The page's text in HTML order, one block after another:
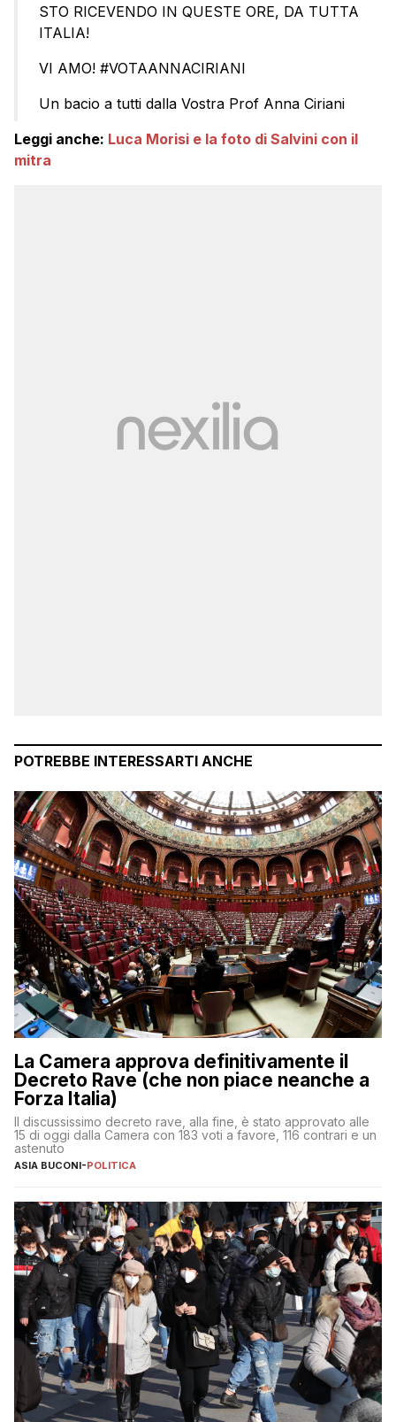
STO RICEVENDO IN QUESTE ORE, DA TUTTA
ITALIA!
VI AMO! #VOTAANNACIRIANI
Un bacio a tutti dalla Vostra Prof Anna Ciriani
Leggi anche: Luca Morisi e la foto di Salvini con il
mitra
POTREBBE INTERESSARTI ANCHE
La Camera approva definitivamente il
Decreto Rave (che non piace neanche a
Forza Italia)
Il discussissimo decreto rave, alla fine, è stato approvato alle
15 di oggi dalla Camera con 183 voti a favore, 116 contrari e un
astenuto
ASIA BUCONI-POLITICA